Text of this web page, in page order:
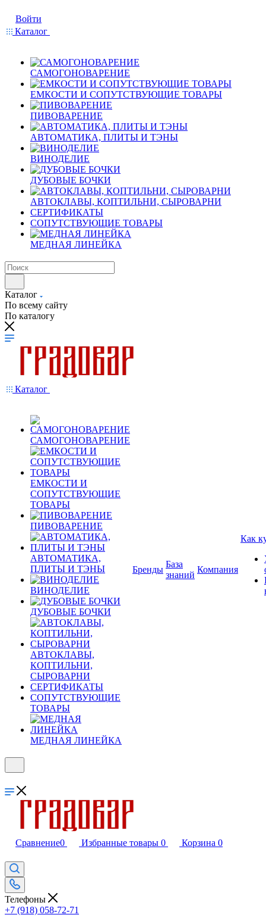
Войти
Каталог
САМОГОНОВАРЕНИЕ
ЕМКОСТИ И СОПУТСТВУЮЩИЕ ТОВАРЫ
ПИВОВАРЕНИЕ
АВТОМАТИКА, ПЛИТЫ И ТЭНЫ
ВИНОДЕЛИЕ
ДУБОВЫЕ БОЧКИ
АВТОКЛАВЫ, КОПТИЛЬНИ, СЫРОВАРНИ
СЕРТИФИКАТЫ
СОПУТСТВУЮЩИЕ ТОВАРЫ
МЕДНАЯ ЛИНЕЙКА
Каталог
По всему сайту
По каталогу
Каталог
САМОГОНОВАРЕНИЕ
ЕМКОСТИ И
СОПУТСТВУЮЩИЕ
ТОВАРЫ
ПИВОВАРЕНИЕ
АВТОМАТИКА,
ПЛИТЫ И ТЭНЫ
ВИНОДЕЛИЕ
ДУБОВЫЕ БОЧКИ
АВТОКЛАВЫ,
КОПТИЛЬНИ,
СЫРОВАРНИ
СЕРТИФИКАТЫ
СОПУТСТВУЮЩИЕ
ТОВАРЫ
МЕДНАЯ ЛИНЕЙКА
Бренды
База
знаний
Компания
Как
Сравнение0 Избранные товары 0 Корзина 0
Телефоны
+7 (918) 058-72-71